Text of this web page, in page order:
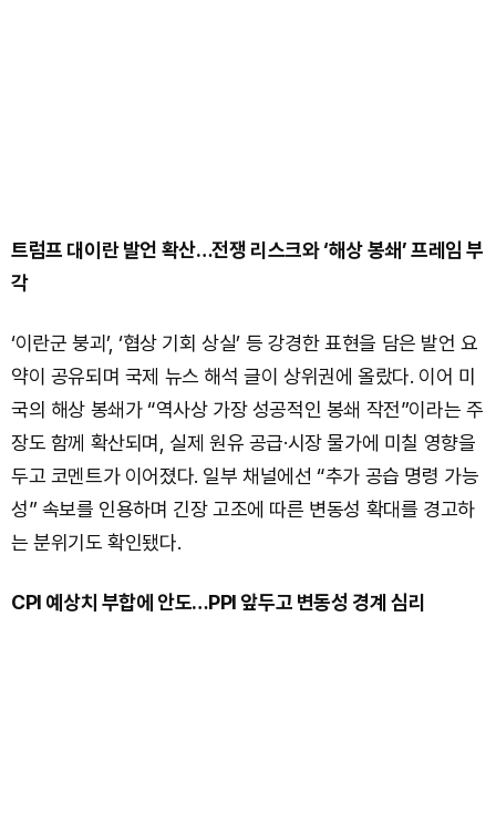
트럼프 대이란 발언 확산…전쟁 리스크와 ‘해상 봉쇄’ 프레임 부
각
‘이란군 붕괴’, ‘협상 기회 상실’ 등 강경한 표현을 담은 발언 요
약이 공유되며 국제 뉴스 해석 글이 상위권에 올랐다. 이어 미
국의 해상 봉쇄가 “역사상 가장 성공적인 봉쇄 작전”이라는 주
장도 함께 확산되며, 실제 원유 공급·시장 물가에 미칠 영향을
두고 코멘트가 이어졌다. 일부 채널에선 “추가 공습 명령 가능
성” 속보를 인용하며 긴장 고조에 따른 변동성 확대를 경고하
는 분위기도 확인됐다.
CPI 예상치 부합에 안도…PPI 앞두고 변동성 경계 심리